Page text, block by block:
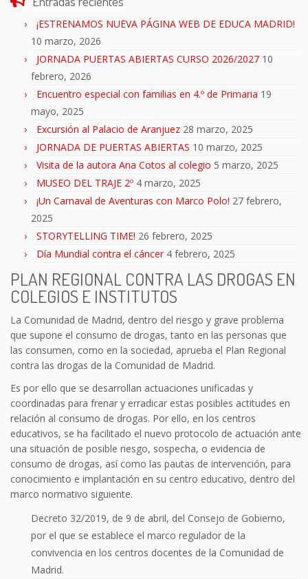
¡ESTRENAMOS NUEVA PÁGINA WEB DE EDUCA MADRID!
10 marzo, 2026
JORNADA PUERTAS ABIERTAS CURSO 2026/2027 10
febrero, 2026
Encuentro especial con familias en 4.º de Primaria 19
mayo, 2025
Excursión al Palacio de Aranjuez 28 marzo, 2025
JORNADA DE PUERTAS ABIERTAS 10 marzo, 2025
Visita de la autora Ana Cotos al colegio 5 marzo, 2025
MUSEO DEL TRAJE 2º 4 marzo, 2025
¡Un Carnaval de Aventuras con Marco Polo! 27 febrero,
2025
STORYTELLING TIME! 26 febrero, 2025
Día Mundial contra el cáncer 4 febrero, 2025
PLAN REGIONAL CONTRA LAS DROGAS EN
COLEGIOS E INSTITUTOS
La Comunidad de Madrid, dentro del riesgo y grave problema
que supone el consumo de drogas, tanto en las personas que
las consumen, como en la sociedad, aprueba el Plan Regional
contra las drogas de la Comunidad de Madrid.
Es por ello que se desarrollan actuaciones unificadas y
coordinadas para frenar y erradicar estas posibles actitudes en
relación al consumo de drogas. Por ello, en los centros
educativos, se ha facilitado el nuevo protocolo de actuación ante
una situación de posible riesgo, sospecha, o evidencia de
consumo de drogas, así como las pautas de intervención, para
conocimiento e implantación en su centro educativo, dentro del
marco normativo siguiente.
Decreto 32/2019, de 9 de abril, del Consejo de Gobierno,
por el que se establece el marco regulador de la
convivencia en los centros docentes de la Comunidad de
Madrid.